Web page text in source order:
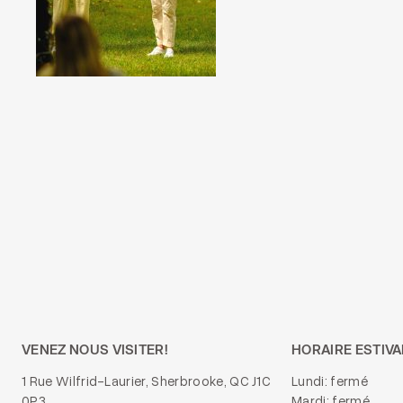
VENEZ NOUS VISITER!
1 Rue Wilfrid-Laurier, Sherbrooke, QC J1C
HORAIRE
Lundi: fermé